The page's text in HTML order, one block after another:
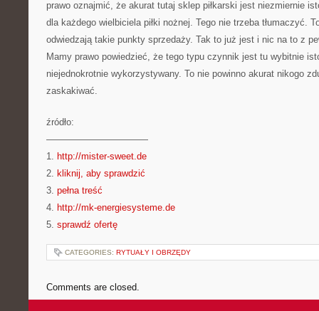
prawo oznajmić, że akurat tutaj sklep piłkarski jest niezmiernie
dla każdego wielbiciela piłki nożnej. Tego nie trzeba tłumaczyć.
odwiedzają takie punkty sprzedaży. Tak to już jest i nic na to z
Mamy prawo powiedzieć, że tego typu czynnik jest tu wybitnie
niejednokrotnie wykorzystywany. To nie powinno akurat nikogo
zaskakiwać.
źródło:
———————————
1. http://mister-sweet.de
2. kliknij, aby sprawdzić
3. pełna treść
4. http://mk-energiesysteme.de
5. sprawdź ofertę
CATEGORIES: RYTUAŁY I OBRZĘDY
Comments are closed.